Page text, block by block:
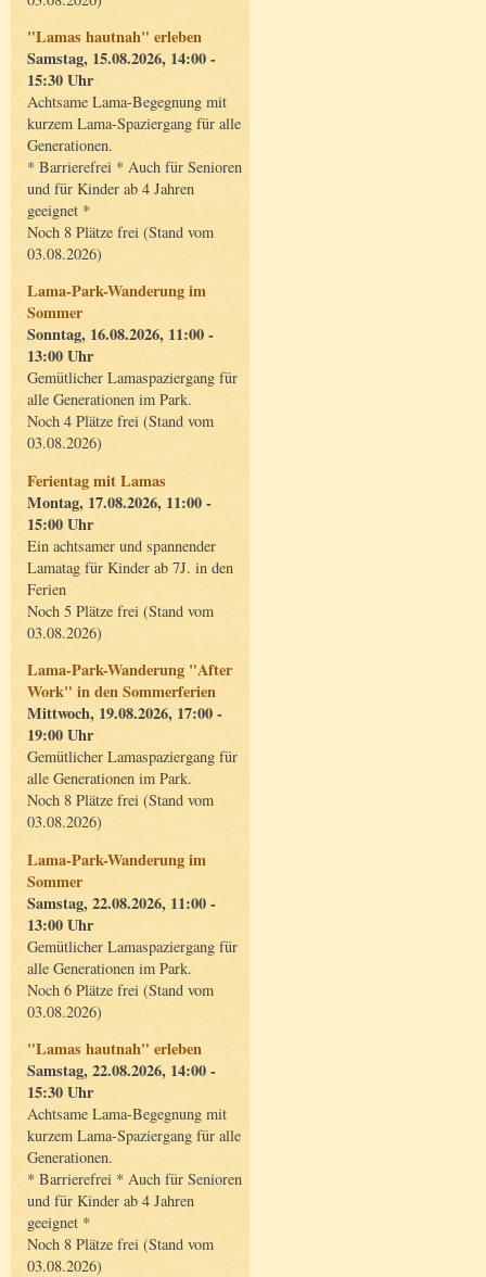
"Lamas hautnah" erleben
Samstag, 15.08.2026, 14:00 -
15:30 Uhr
Achtsame Lama-Begegnung mit
kurzem Lama-Spaziergang für alle
Generationen.
* Barrierefrei * Auch für Senioren
und für Kinder ab 4 Jahren
geeignet *
Noch 8 Plätze frei (Stand vom
03.08.2026)
Lama-Park-Wanderung im
Sommer
Sonntag, 16.08.2026, 11:00 -
13:00 Uhr
Gemütlicher Lamaspaziergang für
alle Generationen im Park.
Noch 4 Plätze frei (Stand vom
03.08.2026)
Ferientag mit Lamas
Montag, 17.08.2026, 11:00 -
15:00 Uhr
Ein achtsamer und spannender
Lamatag für Kinder ab 7J. in den
Ferien
Noch 5 Plätze frei (Stand vom
03.08.2026)
Lama-Park-Wanderung "After
Work" in den Sommerferien
Mittwoch, 19.08.2026, 17:00 -
19:00 Uhr
Gemütlicher Lamaspaziergang für
alle Generationen im Park.
Noch 8 Plätze frei (Stand vom
03.08.2026)
Lama-Park-Wanderung im
Sommer
Samstag, 22.08.2026, 11:00 -
13:00 Uhr
Gemütlicher Lamaspaziergang für
alle Generationen im Park.
Noch 6 Plätze frei (Stand vom
03.08.2026)
"Lamas hautnah" erleben
Samstag, 22.08.2026, 14:00 -
15:30 Uhr
Achtsame Lama-Begegnung mit
kurzem Lama-Spaziergang für alle
Generationen.
* Barrierefrei * Auch für Senioren
und für Kinder ab 4 Jahren
geeignet *
Noch 8 Plätze frei (Stand vom
03.08.2026)